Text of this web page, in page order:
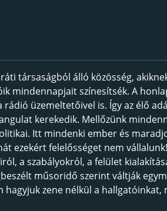
társaságból álló közösség,
mindennapjait színesítsék. A
üzemeltetőivel is. Így az élő
kerekedik. Mellőzünk
Itt mindenki ember és
ezekért felelősséget nem
a szabályokról, a felület
műsoridő szerint váltják
zene nélkül a hallgatóinkat,